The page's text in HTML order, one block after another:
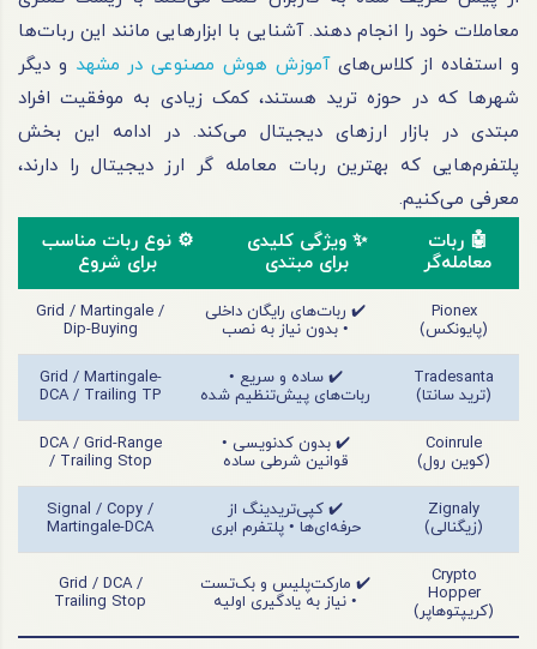
معاملات خود را انجام دهند. آشنایی با ابزارهایی مانند این ربات‌ها
و استفاده از کلاس‌هایآموزش هوش مصنوعی در مشهد و دیگر
شهرها که در حوزه ترید هستند، کمک زیادی به موفقیت افراد
مبتدی در بازار ارزهای دیجیتال می‌کند. در ادامه این بخش
پلتفرم‌هایی که بهترین ربات معامله گر ارز دیجیتال را دارند،
معرفی می‌کنیم.
🤖 ربات
معامله‌گر
✨ ویژگی کلیدی
برای مبتدی
⚙️ نوع ربات مناسب
برای شروع
Pionex
(پایونکس)
✔️ ربات‌های رایگان داخلی
• بدون نیاز به نصب
Grid / Martingale /
Dip-Buying
Tradesanta
(ترید سانتا)
✔️ ساده و سریع •
ربات‌های پیش‌تنظیم شده
Grid / Martingale-
DCA / Trailing TP
Coinrule
(کوین رول)
✔️ بدون کدنویسی •
قوانین شرطی ساده
DCA / Grid-Range
/ Trailing Stop
Zignaly
(زیگنالی)
✔️ کپی‌تریدینگ از
حرفه‌ای‌ها • پلتفرم ابری
Signal / Copy /
Martingale-DCA
Crypto
Hopper
(کریپتوهاپر)
✔️ مارکت‌پلیس و بک‌تست
• نیاز به یادگیری اولیه
Grid / DCA /
Trailing Stop